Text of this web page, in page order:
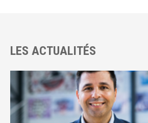
LES ACTUALITÉS